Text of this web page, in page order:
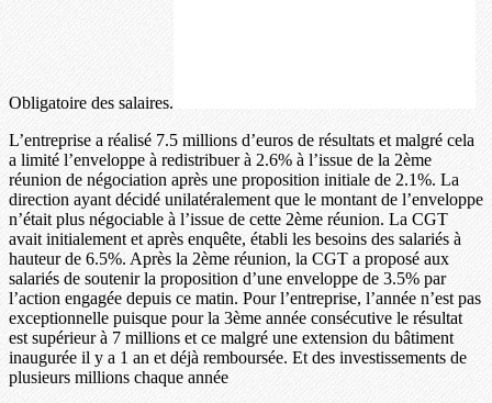
Obligatoire des salaires.
L’entreprise a réalisé 7.5 millions d’euros de résultats et malgré cela
a limité l’enveloppe à redistribuer à 2.6% à l’issue de la 2ème
réunion de négociation après une proposition initiale de 2.1%. La
direction ayant décidé unilatéralement que le montant de l’enveloppe
n’était plus négociable à l’issue de cette 2ème réunion. La CGT
avait initialement et après enquête, établi les besoins des salariés à
hauteur de 6.5%. Après la 2ème réunion, la CGT a proposé aux
salariés de soutenir la proposition d’une enveloppe de 3.5% par
l’action engagée depuis ce matin. Pour l’entreprise, l’année n’est pas
exceptionnelle puisque pour la 3ème année consécutive le résultat
est supérieur à 7 millions et ce malgré une extension du bâtiment
inaugurée il y a 1 an et déjà remboursée. Et des investissements de
plusieurs millions chaque année